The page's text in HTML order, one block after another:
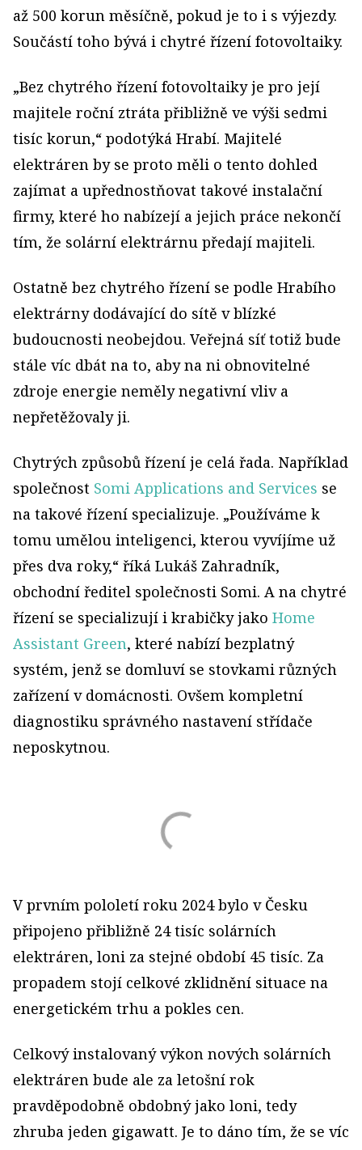
až 500 korun měsíčně, pokud je to i s výjezdy.
Součástí toho bývá i chytré řízení fotovoltaiky.
„Bez chytrého řízení fotovoltaiky je pro její
majitele roční ztráta přibližně ve výši sedmi
tisíc korun,“ podotýká Hrabí. Majitelé
elektráren by se proto měli o tento dohled
zajímat a upřednostňovat takové instalační
firmy, které ho nabízejí a jejich práce nekončí
tím, že solární elektrárnu předají majiteli.
Ostatně bez chytrého řízení se podle Hrabího
elektrárny dodávající do sítě v blízké
budoucnosti neobejdou. Veřejná síť totiž bude
stále víc dbát na to, aby na ni obnovitelné
zdroje energie neměly negativní vliv a
nepřetěžovaly ji.
Chytrých způsobů řízení je celá řada. Například
společnost Somi Applications and Services se
na takové řízení specializuje. „Používáme k
tomu umělou inteligenci, kterou vyvíjíme už
přes dva roky,“ říká Lukáš Zahradník,
obchodní ředitel společnosti Somi. A na chytré
řízení se specializují i krabičky jako Home
Assistant Green, které nabízí bezplatný
systém, jenž se domluví se stovkami různých
zařízení v domácnosti. Ovšem kompletní
diagnostiku správného nastavení střídače
neposkytnou.
V prvním pololetí roku 2024 bylo v Česku
připojeno přibližně 24 tisíc solárních
elektráren, loni za stejné období 45 tisíc. Za
propadem stojí celkové zklidnění situace na
energetickém trhu a pokles cen.
Celkový instalovaný výkon nových solárních
elektráren bude ale za letošní rok
pravděpodobně obdobný jako loni, tedy
zhruba jeden gigawatt. Je to dáno tím, že se víc